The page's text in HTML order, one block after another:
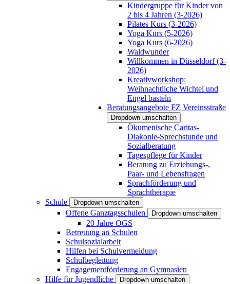
Kindergruppe für Kinder von
2 bis 4 Jahren (3-2026)
Pilates Kurs (3-2026)
Yoga Kurs (5-2026)
Yoga Kurs (6-2026)
Waldwunder
Willkommen in Düsseldorf (3-
2026)
Kreativworkshop:
Weihnachtliche Wichtel und
Engel basteln
Beratungsangebote FZ Vereinsstraße
Dropdown umschalten
Ökumenische Caritas-
Diakonie-Sprechstunde und
Sozialberatung
Tagespflege für Kinder
Beratung zu Erziehungs-,
Paar- und Lebensfragen
Sprachförderung und
Sprachtherapie
Schule
Dropdown umschalten
Offene Ganztagsschulen Dropdown umschalten
20 Jahre OGS
Betreuung an Schulen
Schulsozialarbeit
Hilfen bei Schulvermeidung
Schulbegleitung
Engagementförderung an Gymnasien
Hilfe für Jugendliche
Dropdown umschalten